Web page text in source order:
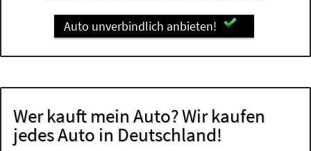
Auto unverbindlich anbieten!
Wer kauft mein Auto? Wir kaufen
jedes Auto in Deutschland!